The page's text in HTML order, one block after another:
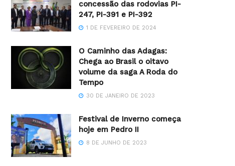
concessão das rodovias PI-
247, PI-391 e PI-392
1 DE FEVEREIRO DE 2024
O Caminho das Adagas:
Chega ao Brasil o oitavo
volume da saga A Roda do
Tempo
30 DE JANEIRO DE 2023
Festival de Inverno começa
hoje em Pedro II
8 DE JUNHO DE 2023